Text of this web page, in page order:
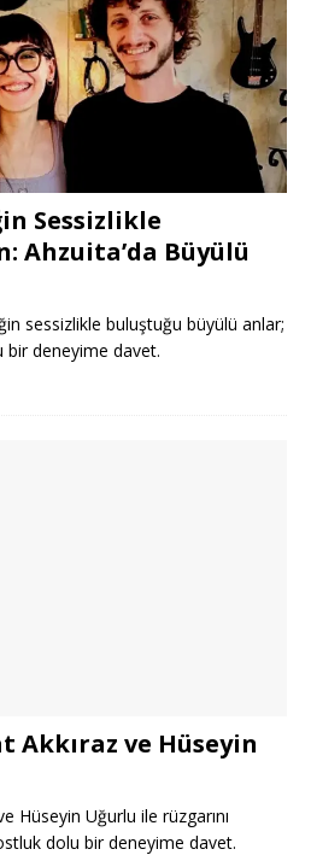
Sessizlikle
Ahzuita’da Büyülü
sessizlikle buluştuğu büyülü anlar;
bir deneyime davet.
Akkıraz ve Hüseyin
Hüseyin Uğurlu ile rüzgarını
dolu bir deneyime davet.